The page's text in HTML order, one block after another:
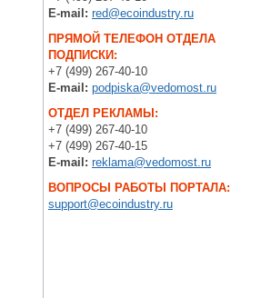
E-mail: red@ecoindustry.ru
ПРЯМОЙ ТЕЛЕФОН ОТДЕЛА
ПОДПИСКИ:
+7 (499) 267-40-10
E-mail: podpiska@vedomost.ru
ОТДЕЛ РЕКЛАМЫ:
+7 (499) 267-40-10
+7 (499) 267-40-15
E-mail: reklama@vedomost.ru
ВОПРОСЫ РАБОТЫ ПОРТАЛА:
support@ecoindustry.ru